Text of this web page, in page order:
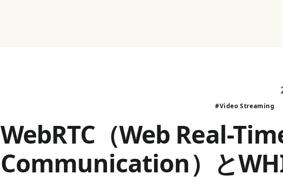
#Video Streaming
WebRTC（Web Real-
Communication）と